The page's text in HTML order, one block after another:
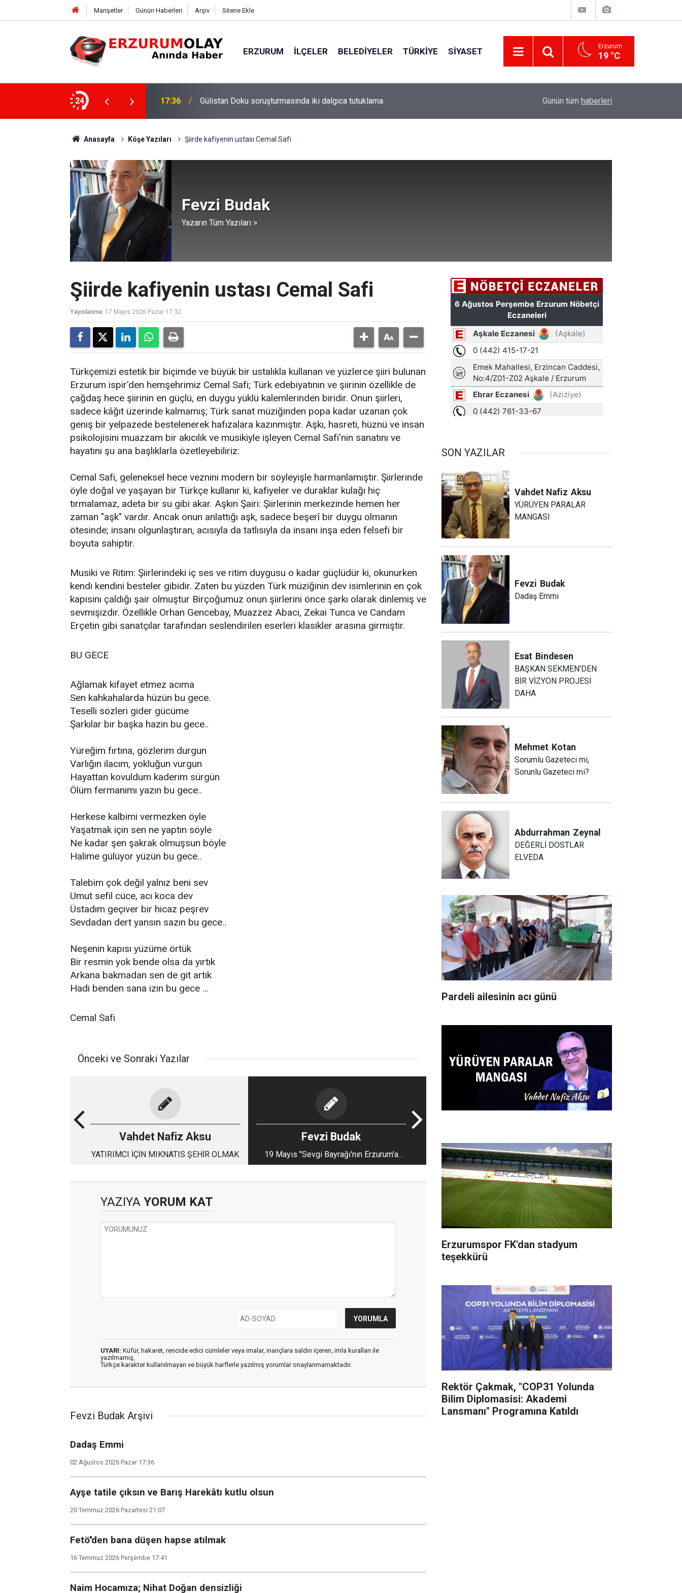
Manşetler Günün Haberleri Arşiv Sitene Ekle
ERZURUM İLÇELER BELEDIYELER TÜRKIYE SIYASET Erzurum
19 °C
24
dalgıca tutuklama 12:29 YÜRÜYEN PARALAR MANGASI
Günün tüm haberleri
Anasayfa Köşe Yazıları Şiirde kafiyenin ustası Cemal Safi
Fevzi Budak
Yazarın Tüm Yazıları >
Şiirde kafiyenin ustası Cemal Safi
Yayınlanma: 17 Mayıs 2026 Pazar 17:32
Türkçemizi estetik bir biçimde ve büyük bir ustalıkla kullanan ve yüzlerce şiiri bulunan
Erzurum ispir'den hemşehrimiz Cemal Safi; Türk edebiyatının ve şiirinin özellikle de
çağdaş hece şiirinin en güçlü, en duygu yüklü kalemlerinden biridir. Onun şiirleri,
sadece kâğıt üzerinde kalmamış; Türk sanat müziğinden popa kadar uzanan çok
geniş bir yelpazede bestelenerek hafızalara kazınmıştır. ​Aşkı, hasreti, hüznü ve insan
psikolojisini muazzam bir akıcılık ve musikiyle işleyen Cemal Safi’nin sanatını ve
hayatını şu ana başlıklarla özetleyebiliriz:
​Cemal Safi, geleneksel hece veznini modern bir söyleyişle harmanlamıştır. Şiirlerinde
öyle doğal ve yaşayan bir Türkçe kullanır ki, kafiyeler ve duraklar kulağı hiç
tırmalamaz, adeta bir su gibi akar. ​Aşkın Şairi: Şiirlerinin merkezinde hemen her
zaman "aşk" vardır. Ancak onun anlattığı aşk, sadece beşerî bir duygu olmanın
ötesinde; insanı olgunlaştıran, acısıyla da tatlısıyla da insanı inşa eden felsefi bir
boyuta sahiptir.
​Musiki ve Ritim: Şiirlerindeki iç ses ve ritim duygusu o kadar güçlüdür ki, okunurken
kendi kendini besteler gibidir. Zaten bu yüzden Türk müziğinin dev isimlerinin en çok
kapısını çaldığı şair olmuştur ​Birçoğumuz onun şiirlerini önce şarkı olarak dinlemiş ve
sevmişizdir. Özellikle Orhan Gencebay, Muazzez Abacı, Zekai Tunca ve Candam
Erçetin gibi sanatçılar tarafından seslendirilen eserleri klasikler arasına girmiştir.
BU GECE
Ağlamak kifayet etmez acıma
Sen kahkahalarda hüzün bu gece.
Teselli sözleri gider gücüme
Şarkılar bir başka hazin bu gece..
Yüreğim fırtına, gözlerim durgun
Varlığın ilacım, yokluğun vurgun
Hayattan kovuldum kaderim sürgün
Ölüm fermanımı yazın bu gece..
Herkese kalbimi vermezken öyle
Yaşatmak için sen ne yaptın söyle
Ne kadar şen şakrak olmuşsun böyle
Halime gülüyor yüzün bu gece..
Talebim çok değil yalnız beni sev
Umut sefil cüce, acı koca dev
Üstadım geçiver bir hicaz peşrev
Sevdadan dert yansın sazın bu gece..
Neşenin kapısı yüzüme örtük
Bir resmin yok bende olsa da yırtık
Arkana bakmadan sen de git artık
Hadi benden sana izin bu gece ...
Cemal Safi
Önceki ve Sonraki Yazılar
Vahdet Nafiz Aksu
YATIRIMCI İÇİN MIKNATIS ŞEHİR OLMAK
Fevzi Budak
19 Mayıs "Sevgi Bayrağı'nın Erzurum'a
getirilişi
YAZIYA YORUM KAT
UYARI: Küfür, hakaret, rencide edici cümleler veya imalar, inançlara saldırı içeren, imla kuralları ile
yazılmamış,
Türkçe karakter kullanılmayan ve büyük harflerle yazılmış yorumlar onaylanmamaktadır.
Fevzi Budak Arşivi
Dadaş Emmi
02 Ağustos 2026 Pazar 17:36
Ayşe tatile çıksın ve Barış Harekâtı kutlu olsun
20 Temmuz 2026 Pazartesi 21:07
Fetö''den bana düşen hapse atılmak
16 Temmuz 2026 Perşembe 17:41
Naim Hocamıza; Nihat Doğan densizliği
SON YAZILAR
Vahdet Nafiz Aksu
YÜRÜYEN PARALAR
MANGASI
Fevzi Budak
Dadaş Emmi
Esat Bindesen
BAŞKAN SEKMEN'DEN
BİR VİZYON PROJESİ
DAHA
Mehmet Kotan
Sorumlu Gazeteci mi,
Sorunlu Gazeteci mi?
Abdurrahman Zeynal
DEĞERLİ DOSTLAR
ELVEDA
Pardeli ailesinin acı günü
Erzurumspor FK'dan stadyum
teşekkürü
Rektör Çakmak, "COP31 Yolunda
Bilim Diplomasisi: Akademi
Lansmanı" Programına Katıldı